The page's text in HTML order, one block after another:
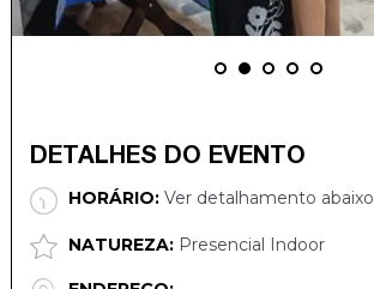
DETALHES DO EVENTO
HORÁRIO:Ver detalhamento abaixo
NATUREZA:Presencial Indoor